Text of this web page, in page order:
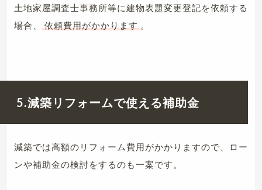
土地家屋調査士事務所等に建物表題変更登記を依頼する
場合、
依頼費用がかかります 。
5.減築リフォームで使える補助金
減築では高額のリフォーム費用がかかりますので、ロー
ンや補助金の検討をするのも一案です。